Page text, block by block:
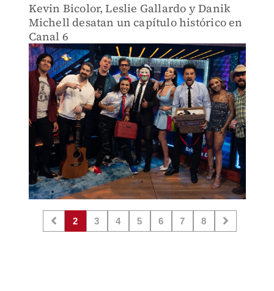
Kevin Bicolor, Leslie Gallardo y Danik
Michell desatan un capítulo histórico en
Canal 6
2 3 4 5 6 7 8